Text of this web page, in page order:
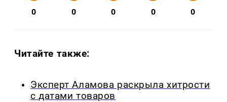
0 0 0 0 0
Читайте также:
Эксперт Аламова раскрыла хитрости
с датами товаров